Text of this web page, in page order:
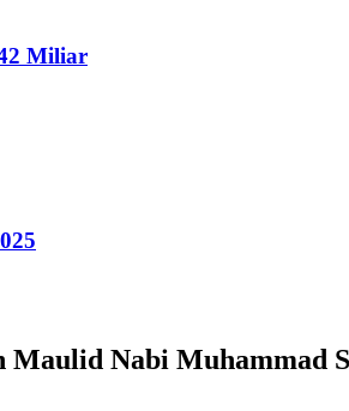
Miliar
Maulid Nabi Muhammad